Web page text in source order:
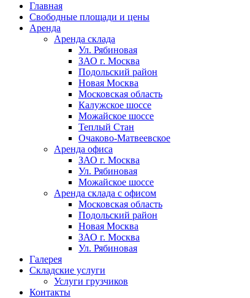
Главная
Свободные площади и цены
Аренда
Аренда склада
Ул. Рябиновая
ЗАО г. Москва
Подольский район
Новая Москва
Московская область
Калужское шоссе
Можайское шоссе
Теплый Стан
Очаково-Матвеевское
Аренда офиса
ЗАО г. Москва
Ул. Рябиновая
Можайское шоссе
Аренда склада с офисом
Московская область
Подольский район
Новая Москва
ЗАО г. Москва
Ул. Рябиновая
Галерея
Складские услуги
Услуги грузчиков
Контакты